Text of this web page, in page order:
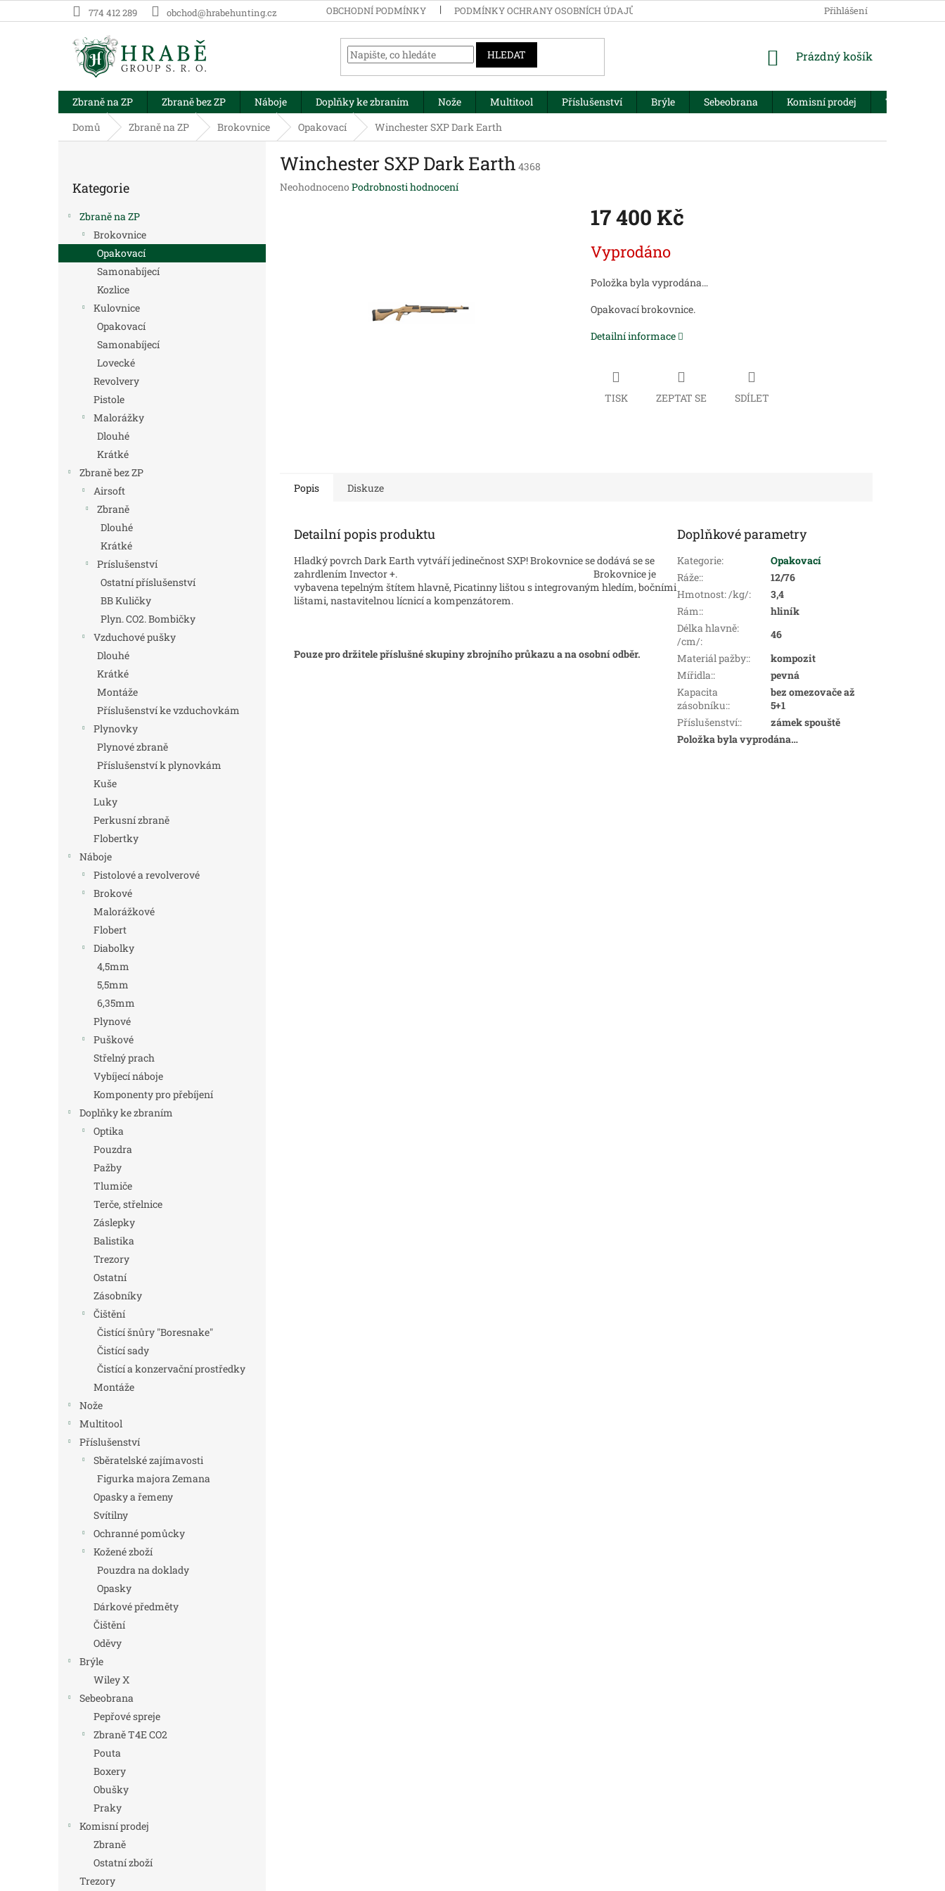
na
774 412 289 obchod@hrabehunting.cz OBCHODNÍ PODMÍNKY PODMÍNKY OCHRANY OSOBNÍCH ÚDAJŮ Přihlášení
HLEDAT
NÁKUPNÍ
Prázdný košík
Zbraně na ZP Zbraně bez ZP Náboje Doplňky ke zbraním Nože Multitool Příslušenství Brýle Sebeobrana Komisní prodej
Trezory
Domů
Zbraně na ZP Brokovnice Opakovací Winchester SXP Dark Earth
n
kategorie
Kategorie
Zbraně na ZP
Brokovnice
Opakovací
Samonabíjecí
Kozlice
Kulovnice
Opakovací
Samonabíjecí
Lovecké
Revolvery
Pistole
Malorážky
Dlouhé
Krátké
Zbraně bez ZP
Airsoft
Zbraně
Dlouhé
Krátké
Príslušenství
Ostatní příslušenství
BB Kuličky
Plyn. CO2. Bombičky
Vzduchové pušky
Dlouhé
Krátké
Montáže
Příslušenství ke vzduchovkám
Plynovky
Plynové zbraně
Příslušenství k plynovkám
Kuše
Luky
Perkusní zbraně
Flobertky
Náboje
Pistolové a revolverové
Brokové
Malorážkové
Flobert
Diabolky
4,5mm
5,5mm
6,35mm
Plynové
Puškové
Střelný prach
Vybíjecí náboje
Komponenty pro přebíjení
Doplňky ke zbraním
Optika
Pouzdra
Pažby
Tlumiče
Terče, střelnice
Záslepky
Balistika
Trezory
Ostatní
Zásobníky
Čištění
Čistící šnůry "Boresnake"
Čistící sady
Čistící a konzervační prostředky
Montáže
Nože
Multitool
Příslušenství
Sběratelské zajímavosti
Figurka majora Zemana
Opasky a řemeny
Svítilny
Ochranné pomůcky
Kožené zboží
Pouzdra na doklady
Opasky
Dárkové předměty
Čištění
Oděvy
Brýle
Wiley X
Sebeobrana
Pepřové spreje
Zbraně T4E CO2
Pouta
Boxery
Obušky
Praky
Komisní prodej
Zbraně
Ostatní zboží
Trezory
Winchester SXP Dark Earth 4368
Průměrné
Neohodnoceno Podrobnosti hodnocení
17 400 Kč
cena:
Vyprodáno
Položka byla vyprodána…
Opakovací brokovnice.
Detailní informace
TISK ZEPTAT SE SDÍLET
Popis Diskuze
Detailní popis produktu
Hladký povrch Dark Earth vytváří jedinečnost SXP! Brokovnice se dodává se se
zahrdlením Invector +. Brokovnice je
vybavena tepelným štítem hlavně, Picatinny lištou s integrovaným hledím, bočními
lištami, nastavitelnou lícnicí a kompenzátorem.
Pouze pro držitele příslušné skupiny zbrojního průkazu a na osobní odběr.
Doplňkové parametry
Kategorie:
Opakovací
Ráže::
12/76
Hmotnost: /kg/:
3,4
Rám::
hliník
Délka hlavně:
/cm/:
46
Materiál pažby::
kompozit
Mířidla::
pevná
Kapacita
zásobníku::
bez omezovače až
5+1
Příslušenství::
zámek spouště
Položka byla vyprodána…